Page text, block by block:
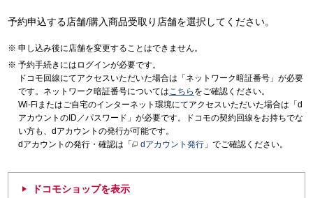
予約申込する店舗/購入商品受取り店舗を選択してください。
申し込み後に店舗を変更することはできません。
予約手続きにはログインが必要です。
ドコモ回線にてアクセスいただいた場合は「ネットワーク暗証番号」が必要
です。ネットワーク暗証番号についてはこちら をご確認ください。
Wi-Fiまたはご自宅のインターネット環境にてアクセスいただいた場合は「d
アカウントのID／パスワード」が必要です。ドコモの契約回線をお持ちでな
い方も、dアカウントの発行が可能です。
dアカウントの発行・確認は「
dアカウント発行 」でご確認ください。
ドコモショップを表示